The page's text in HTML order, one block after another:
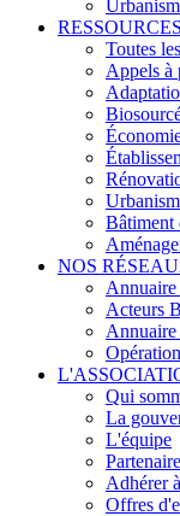
RESSOURCES
Toutes
Appels à
Bâtiment
NOS
Acteurs
Annuaire
Qui
La
L'équipe
Adhérer
Offres